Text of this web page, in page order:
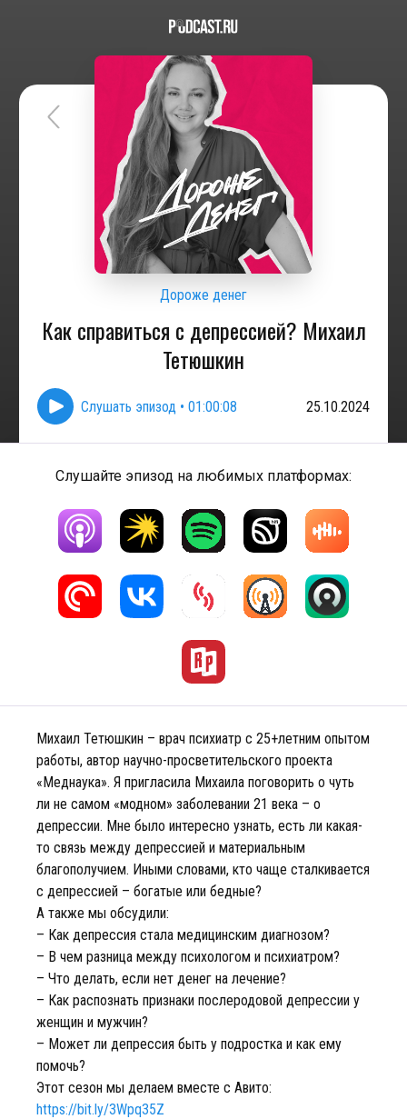
Дороже денег
Как справиться с депрессией? Михаил
Тетюшкин
Слушать эпизод • 01:00:08 25.10.2024
Слушайте эпизод на любимых платформах:
Михаил Тетюшкин – врач психиатр с 25+летним опытом
работы, автор научно-просветительского проекта
«Меднаука». Я пригласила Михаила поговорить о чуть
ли не самом «модном» заболевании 21 века – о
депрессии. Мне было интересно узнать, есть ли какая-
то связь между депрессией и материальным
благополучием. Иными словами, кто чаще сталкивается
с депрессией – богатые или бедные?
А также мы обсудили:
– Как депрессия стала медицинским диагнозом?
– В чем разница между психологом и психиатром?
– Что делать, если нет денег на лечение?
– Как распознать признаки послеродовой депрессии у
женщин и мужчин?
– Может ли депрессия быть у подростка и как ему
помочь?
Этот сезон мы делаем вместе с Авито:
https://bit.ly/3Wpq35Z